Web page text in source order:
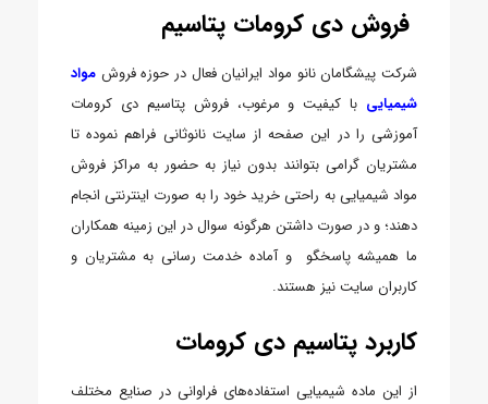
فروش دی کرومات پتاسیم
شرکت پیشگامان نانو مواد ایرانیان فعال در حوزه فروش مواد
شیمیایی با کیفیت و مرغوب، فروش پتاسیم دی کرومات
آموزشی را در این صفحه از سایت نانوثانی فراهم نموده تا
مشتریان گرامی بتوانند بدون نیاز به حضور به مراکز فروش
مواد شیمیایی به راحتی خرید خود را به صورت اینترنتی انجام
دهند؛ و در صورت داشتن هرگونه سوال در این زمینه همکاران
ما همیشه پاسخگو و آماده خدمت رسانی به مشتریان و
کاربران سایت نیز هستند.
کاربرد پتاسیم دی کرومات
از این ماده شیمیایی استفاده‌های فراوانی در صنایع مختلف